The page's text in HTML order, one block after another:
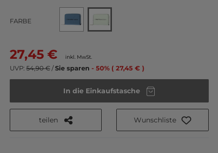
FARBE
27,45 € inkl. MwSt.
UVP: 54,90 €/Sie sparen - 50% ( 27,45 € )
In die Einkaufstasche
teilen Wunschliste